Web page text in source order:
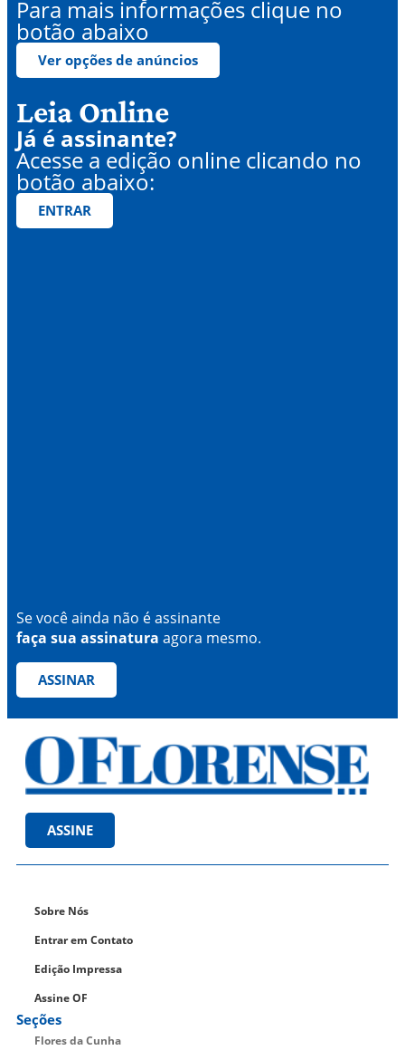
Para mais informações clique no
botão abaixo
Ver opções de anúncios
Leia Online
Já é assinante?
Acesse a edição online clicando no
botão abaixo:
ENTRAR
Se você ainda não é assinante
faça sua assinatura agora mesmo.
ASSINAR
ASSINE
Sobre Nós
Entrar em Contato
Edição Impressa
Assine OF
Seções
Flores da Cunha